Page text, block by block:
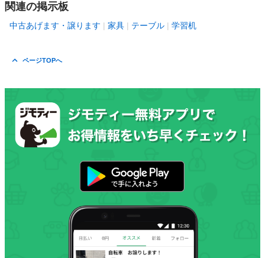
関連の掲示板
中古あげます・譲ります 家具 テーブル 学習机
ページTOPへ